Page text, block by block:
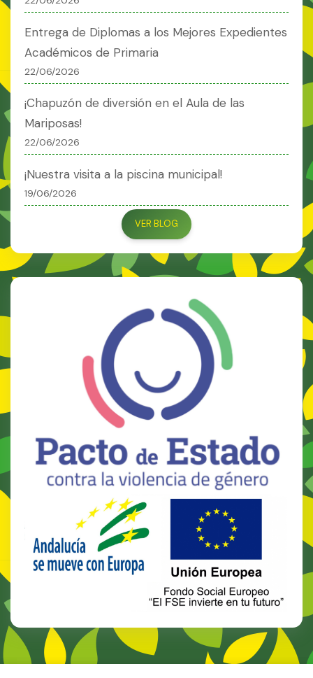
Entrega de Diplomas a los Mejores Expedientes
Académicos de Primaria
22/06/2026
¡Chapuzón de diversión en el Aula de las
Mariposas!
22/06/2026
¡Nuestra visita a la piscina municipal!
19/06/2026
VER BLOG